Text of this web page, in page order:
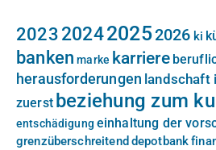
2023 202420252026 ki
banken marke karriere
herausforderungen landschaft
zuerst beziehung zum
entschädigung einhaltung der
grenzüberschreitend depotbank